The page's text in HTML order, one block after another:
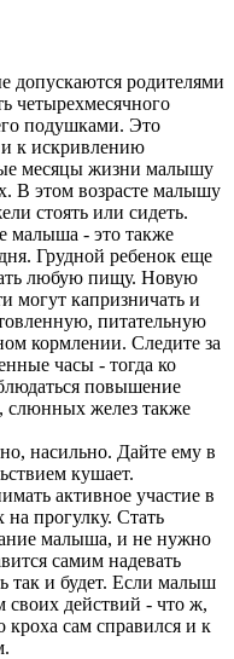
допускаются родителями
четырехмесячного
подушками. Это
к искривлению
месяцы жизни малышу
В этом возрасте малышу
стоять или сидеть.
малыша - это также
Грудной ребенок еще
любую пищу. Новую
могут капризничать и
питательную
кормлении. Следите за
часы - тогда ко
повышение
слюнных желез также
насильно. Дайте ему в
кушает.
активное участие в
прогулку. Стать
малыша, и не нужно
самим надевать
так и будет. Если малыш
своих действий - что ж,
кроха сам справился и к